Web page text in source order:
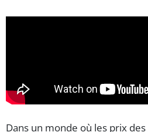
Dans un monde où les prix des